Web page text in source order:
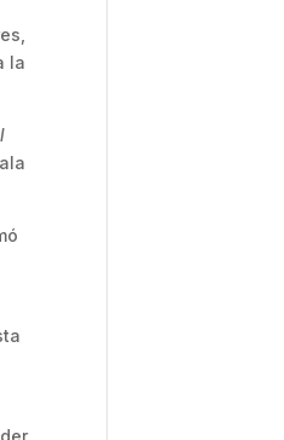
la